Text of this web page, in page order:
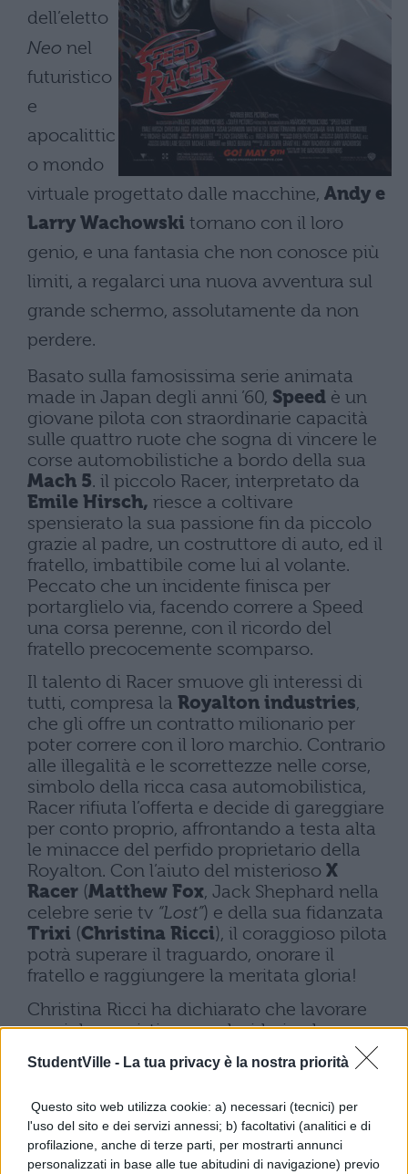
StudentVille - La tua privacy è la nostra priorità
Questo sito web utilizza cookie: a) necessari (tecnici) per
l'uso del sito e dei servizi annessi; b) facoltativi (analitici e di
profilazione, anche di terze parti, per mostrarti annunci
personalizzati in base alle tue abitudini di navigazione) previo
dell’eletto
Neo nel
futuristico
e
apocalittic
o mondo
virtuale progettato dalle macchine, Andy e
Larry Wachowski tornano con il loro
genio, e una fantasia che non conosce più
limiti, a regalarci una nuova avventura sul
grande schermo, assolutamente da non
perdere.
Basato sulla famosissima serie animata
made in Japan degli anni ’60, Speed è un
giovane pilota con straordinarie capacità
sulle quattro ruote che sogna di vincere le
corse automobilistiche a bordo della sua
Mach 5. il piccolo Racer, interpretato da
Emile Hirsch, riesce a coltivare
spensierato la sua passione fin da piccolo
grazie al padre, un costruttore di auto, ed il
fratello, imbattibile come lui al volante.
Peccato che un incidente finisca per
portarglielo via, facendo correre a Speed
una corsa perenne, con il ricordo del
fratello precocemente scomparso.
Il talento di Racer smuove gli interessi di
tutti, compresa la Royalton industries,
che gli offre un contratto milionario per
poter correre con il loro marchio. Contrario
alle illegalità e le scorrettezze nelle corse,
simbolo della ricca casa automobilistica,
Racer rifiuta l’offerta e decide di gareggiare
per conto proprio, affrontando a testa alta
le minacce del perfido proprietario della
Royalton. Con l’aiuto del misterioso X
Racer (Matthew Fox, Jack Shephard nella
celebre serie tv “Lost”) e della sua fidanzata
Trixi (Christina Ricci), il coraggioso pilota
potrà superare il traguardo, onorare il
fratello e raggiungere la meritata gloria!
Christina Ricci ha dichiarato che lavorare
con i due registi era un desiderio che aveva
da tempo:
“Volevo veramente lavorare con i
fratelli Wachowski e la sceneggiatura era
film ed ero certa che avrebbero realizzato
qualcosa di straordinario perché sono molto
intelligenti, creativi” .